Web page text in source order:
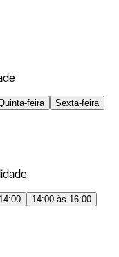
feira
Sexta-feira
14:00 às 16:00